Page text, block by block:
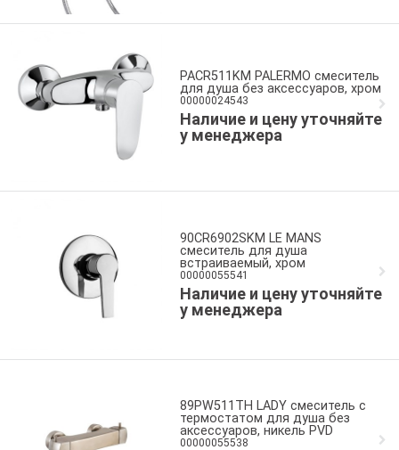
PACR511KM PALERMO смеситель
для душа без аксессуаров, хром
00000024543
Наличие и цену уточняйте
у менеджера
90CR6902SKM LE MANS
смеситель для душа
встраиваемый, хром
00000055541
Наличие и цену уточняйте
у менеджера
89PW511TH LADY смеситель с
термостатом для душа без
аксессуаров, никель PVD
00000055538